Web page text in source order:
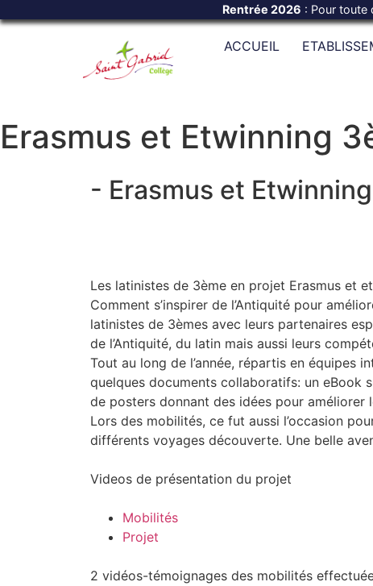
Rentrée 2026 : Pour toute
ACCUEIL
Erasmus et Etwinning
- Erasmus et
Les latinistes de 3ème en projet Erasmus et
Comment s’inspirer de l’Antiquité pour
latinistes de 3èmes avec leurs partenaires
de l’Antiquité, du latin mais aussi leurs
Tout au long de l’année, répartis en équipes
quelques documents collaboratifs: un eBook
de posters donnant des idées pour améliorer
Lors des mobilités, ce fut aussi l’occasion
différents voyages découverte. Une belle
Videos de présentation du projet
Mobilités
Projet
2 vidéos-témoignages des mobilités